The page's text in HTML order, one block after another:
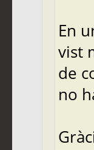
En
vist
de
no